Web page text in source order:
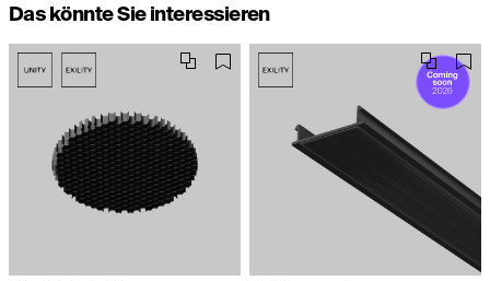
Das könnte Sie interessieren